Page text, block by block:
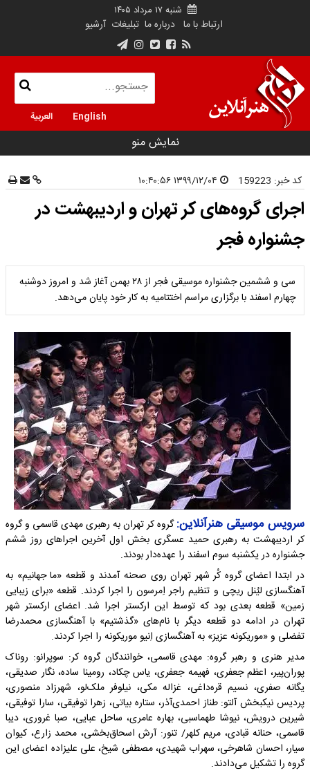
شنبه ۱۷ مرداد ۱۴۰۵
ارتباط با ما درباره ما تبلیغات آرشیو
English العربية
نمایش منو
کد خبر: 159223
اجرای گروه‌های کر تهران و اردیبهشت در
جشنواره فجر
سی و ششمین جشنواره موسیقی فجر از ۲۸ بهمن آغاز شد و امروز دوشنبه
چهارم اسفند با برگزاری مراسم اختتامیه به کار خود پایان می‌دهد.
سرویس موسیقی هنرآنلاین:گروه کر تهران به رهبری مهدی قاسمی و گروه
کر اردیبهشت به رهبری حمید عسگری بخش اول آخرین اجراهای روز ششم
جشنواره در یکشنبه سوم اسفند را عهده‌دار بودند.
در ابتدا اعضای گروه کُر شهر تهران روی صحنه آمدند و قطعه «ما جهانیم» به
آهنگسازی لیُنل ریچی و تنظیم‌ راجر اِمرسون را اجرا کردند. قطعه «برای زیبایی
زمین» قطعه بعدی بود که توسط این ارکستر اجرا شد. اعضای ارکستر شهر
تهران در ادامه دو قطعه دیگر با نام‌های «گذشتیم» با آهنگسازی محمدرضا
تفضلی و «موریکونه عزیز» به آهنگسازی اِنیو موریکونه را اجرا کردند.
مدیر هنری و رهبر گروه: مهدی قاسمی، خوانندگان گروه کر: سوپرانو: روناک
پوران‌پیر، اعظم جعفری، فهیمه جعفری، یاس چکاد، رومینا ساده، نگار صدیقی،
یگانه صفری، نسیم قره‌داغی، غزاله مکی، نیلوفر ملک‌لو، شهرزاد منصوری،
پردیس نیکبخش آلتو: طناز احمدی‌آذر، ستاره بیاتی، زهرا توفیقی، سارا توفیقی،
شیرین درویش، نیوشا طهماسبی، بهاره عامری، ساحل عبایی، صبا غروری، دیبا
قاسمی، حنانه قبادی، مریم کلهر/ تنور: آرش اسحاق‌بخشی، محمد زارع، کیوان
سیار، احسان شاهرخی، سهراب شهیدی، مصطفی شیخ، علی علیزاده اعضای این
گروه را تشکیل می‌دادند.